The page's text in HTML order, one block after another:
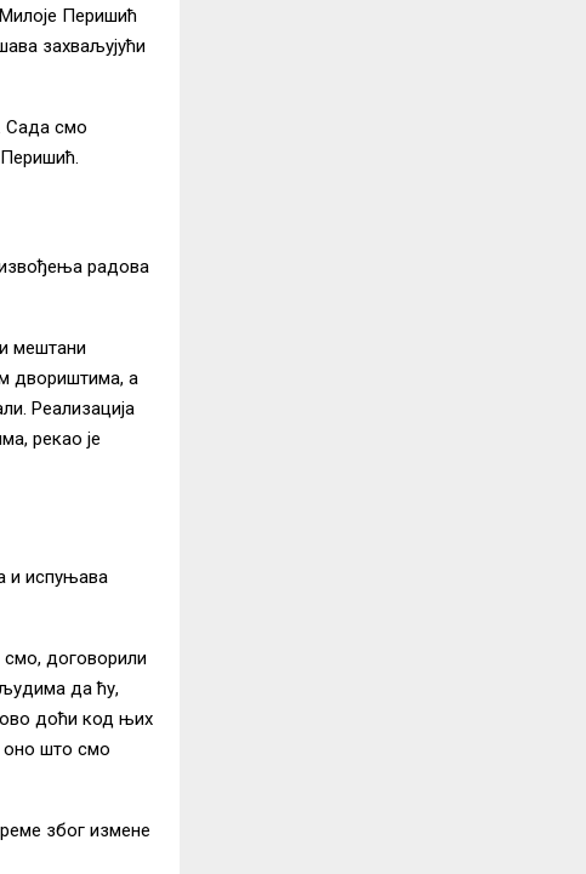
Перишић
захваљујући
Сада смо
радова
мештани
двориштима, а
Реализација
рекао је
и испуњава
смо, договорили
да ћу,
доћи код њих
оно што смо
због измене